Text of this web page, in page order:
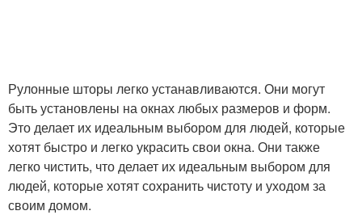
Рулонные шторы легко устанавливаются. Они могут
быть установлены на окнах любых размеров и форм.
Это делает их идеальным выбором для людей, которые
хотят быстро и легко украсить свои окна. Они также
легко чистить, что делает их идеальным выбором для
людей, которые хотят сохранить чистоту и уходом за
своим домом.